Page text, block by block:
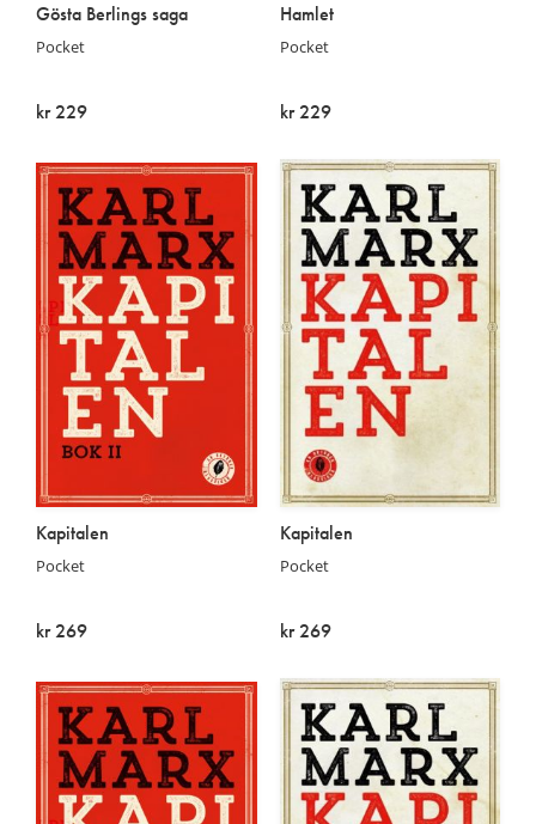
Gösta Berlings saga
Pocket
kr 229
Hamlet
Pocket
kr 229
Kapitalen
Pocket
kr 269
Kapitalen
Pocket
kr 269